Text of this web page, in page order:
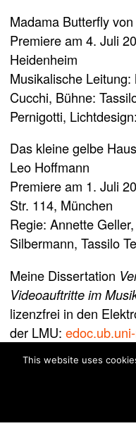
Madama Butterfly
Premiere am 4. Juli
Heidenheim
Musikalische
Cucchi, Bühne:
Pernigotti,
Das kleine gelbe
Leo Hoffmann
Premiere am 1. Juli
Str. 114, München
Regie: Annette
Silbermann, Tassilo
Meine Dissertation
Videoauftritte im
lizenzfrei in den
der LMU:
Philipp
Deutscher
Musiktheaterregie
This website uses